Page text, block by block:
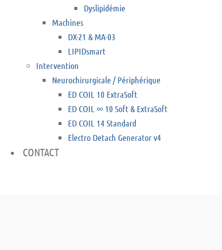
Dyslipidémie
Machines
DX-21 & MA-03
LIPIDsmart
Intervention
Neurochirurgicale / Périphérique
ED COIL 10 ExtraSoft
ED COIL ∞ 10 Soft & ExtraSoft
ED COIL 14 Standard
Electro Detach Generator v4
CONTACT